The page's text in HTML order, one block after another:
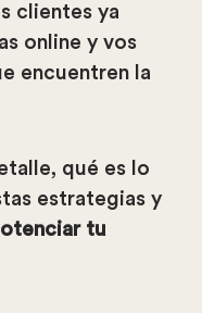
clientes ya
online y vos
encuentren la
qué es lo
estrategias y
tu